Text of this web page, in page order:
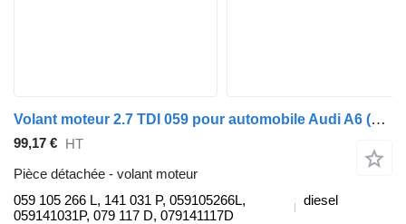
Volant moteur 2.7 TDI 059 pour automobile Audi A6 (4F2, C6)
99,17 € HT
Pièce détachée - volant moteur
059 105 266 L, 141 031 P, 059105266L,
059141031P, 079 117 D, 079141117D
diesel